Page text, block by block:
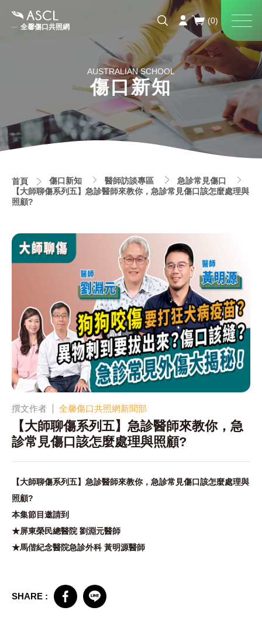
全馨傷口共照網
AUSTRALIAN SCHOOL
傷口新知
首頁 傷口新知 醫師訪談專區
急診常見傷口
【大師聊傷系列五】急診醫師來教你，急診常見傷口該怎麼處理與
照顧?
撰文作者 全馨傷口共照網新聞部
【大師聊傷系列五】急診醫師來教你，急
診常見傷口該怎麼處理與照顧?
【大師聊傷系列五】急診醫師來教你，急診常見傷口該怎麼處理與
照顧?
本集節目邀請到
★屏東榮民總醫院 劉淵元醫師
★馬偕紀念醫院急診外科 黃明源醫師
SHARE :